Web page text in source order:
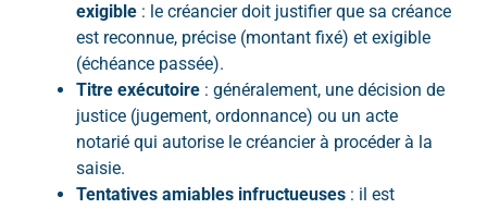
exigible : le créancier doit justifier que sa créance
est reconnue, précise (montant fixé) et exigible
(échéance passée).
Titre exécutoire : généralement, une décision de
justice (jugement, ordonnance) ou un acte
notarié qui autorise le créancier à procéder à la
saisie.
Tentatives amiables infructueuses : il est